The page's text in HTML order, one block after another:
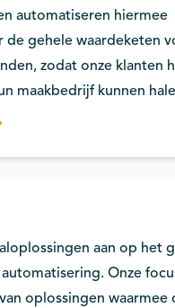
automatiseren hiermee
de gehele waardeketen
zodat onze klanten
maakbedrijf kunnen
aan op het
Onze
oplossingen waarmee